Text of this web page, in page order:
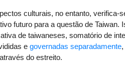
culturais, no entanto, verifica-
futuro para a questão de
de taiwaneses, somatório de
e governadas separadamente
do estreito.